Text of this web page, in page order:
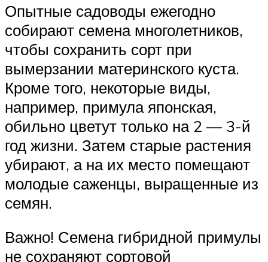
Опытные садоводы ежегодно
собирают семена многолетников,
чтобы сохранить сорт при
вымерзании материнского куста.
Кроме того, некоторые виды,
например, примула японская,
обильно цветут только на 2 — 3-й
год жизни. Затем старые растения
убирают, а на их место помещают
молодые саженцы, выращенные из
семян.
Важно! Семена гибридной примулы
не сохраняют сортовой